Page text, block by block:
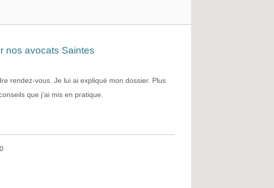
nos avocats Saintes
rendez-vous. Je lui ai expliqué mon dossier. Plus
que j'ai mis en pratique.